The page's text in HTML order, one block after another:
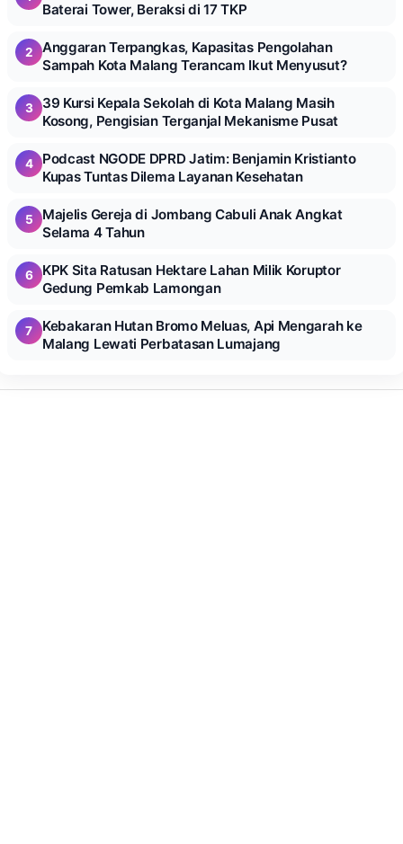
Baterai Tower, Beraksi di 17 TKP
2
Anggaran Terpangkas, Kapasitas Pengolahan
Sampah Kota Malang Terancam Ikut Menyusut?
3
39 Kursi Kepala Sekolah di Kota Malang Masih
Kosong, Pengisian Terganjal Mekanisme Pusat
4
Podcast NGODE DPRD Jatim: Benjamin Kristianto
Kupas Tuntas Dilema Layanan Kesehatan
5
Majelis Gereja di Jombang Cabuli Anak Angkat
Selama 4 Tahun
6
KPK Sita Ratusan Hektare Lahan Milik Koruptor
Gedung Pemkab Lamongan
7
Kebakaran Hutan Bromo Meluas, Api Mengarah ke
Malang Lewati Perbatasan Lumajang